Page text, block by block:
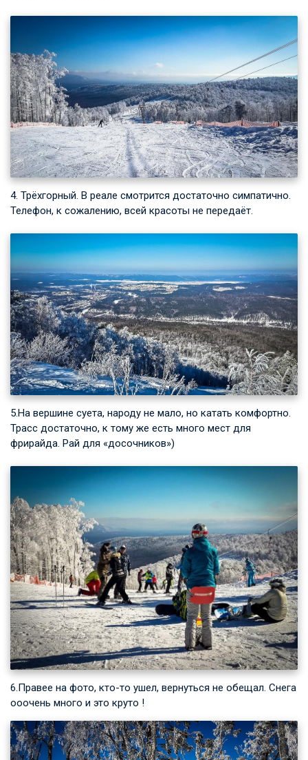
4. Трёхгорный. В реале смотрится достаточно симпатично.
Телефон, к сожалению, всей красоты не передаёт.
5.На вершине суета, народу не мало, но катать комфортно.
Трасс достаточно, к тому же есть много мест для
фрирайда. Рай для «досочников»)
6.Правее на фото, кто-то ушел, вернуться не обещал. Снега
ооочень много и это круто !